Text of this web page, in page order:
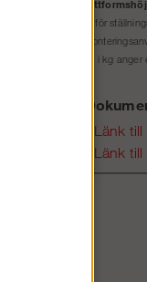
material som gäller för
tillåten höjd enligt
Tillåten belastning i kg anger
Länk
Länk